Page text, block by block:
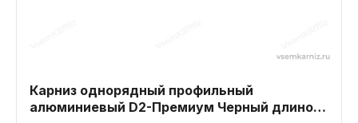
Карниз однорядный профильный
алюминиевый D2-Премиум Черный длиной